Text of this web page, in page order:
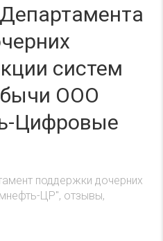
систем
ООО
Цифровые
поддержки дочерних
ЦР", отзывы,